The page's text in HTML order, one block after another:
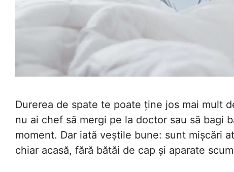
Durerea de spate te poate ține jos mai mult
nu ai chef să mergi pe la doctor sau să bagi
moment. Dar iată veștile bune: sunt mișcări
chiar acasă, fără bătăi de cap și aparate